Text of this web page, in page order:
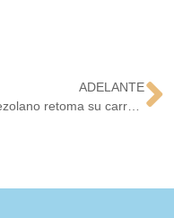
ADELANTE
Venezolano retoma su carrera en el mundo de los efectos especiales tras emigrar